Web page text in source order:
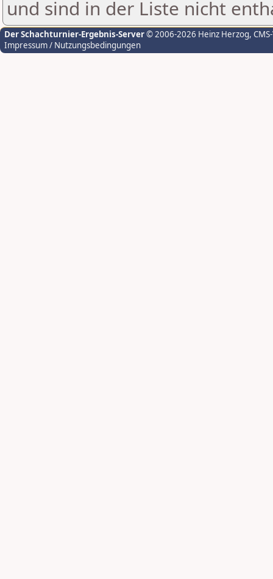
und sind in der Liste nicht
Der Schachturnier-Ergebnis-Server© 2006-2026 Heinz Herzog,
Impressum / Nutzungsbedingungen